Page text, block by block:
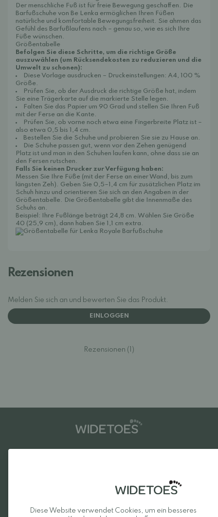
Der menschliche Fuß ist für freie Bewegung geschaffen. Die
Barfußschuhe von Be Lenka ermöglichen Ihren Füßen
natürliche und komfortable Bewegungsfreiheit. Sie ahmen das
Gefühl des Barfußlaufens nach – genau so, wie es sich Ihre
Füße wünschen.
Größentabelle
Befolgen Sie diese Schritte, um die richtige Größe
auszuwählen (um Rücksendekosten zu reduzieren und die
Umwelt zu schonen):
Diese Vorlage ausdrucken – Druckeinstellungen: A4, 100 %
Größe.
Prüfen Sie, ob der Ausdruck die richtige Größe hat, indem
Sie eine Trägerkarte auf die markierte Stelle legen.
Falten Sie das Papier um 90 Grad und stellen Sie Ihren Fuß
mit der Ferse an die Kante.
Prüfen Sie, ob vorne noch etwa eine Fingerbreite Platz ist –
also etwa 0,5 bis 1,4 cm.
Bestellen Sie die Schuhe und probieren Sie sie zu Hause an.
Die Schuhe passen gut, wenn vor den Zehen genügend
Platz ist und man in den Schuhen laufen kann, ohne dass sie an
den Fersen rutschen.
Falls Sie keinen Drucker zur Verfügung haben:
Messen Sie Ihre Füße (mit der Ferse an einer Wand, bis zum
längsten Zeh). Geben Sie 0,5–1,4 cm für zusätzlichen Platz im
Schuh hinzu und orientieren Sie sich an den Angaben in der
Größentabelle. Die Größentabelle gibt die Innenmaße des
Schuhs an.
Beispiel: Ihre Fußlänge beträgt 24,8 cm. Wählen Sie Größe
40 (25,9 cm), dann haben Sie 1,1 cm extra.
Rezensionen
Melden Sie sich an und bewerten Sie das Produkt.
EINLOGGEN
Rezensionen (1)
Froddo
Beda
Vivobarefoot
Bungaard
Diese Website verwendet Cookies, um ein besseres